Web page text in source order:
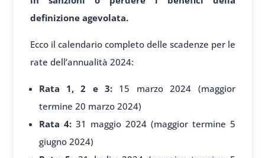
definizione agevolata.
Ecco il calendario completo delle scadenze per le
rate dell’annualità 2024:
Rata 1, 2 e 3: 15 marzo 2024 (maggior
termine 20 marzo 2024)
Rata 4:31 maggio 2024 (maggior termine 5
giugno 2024)